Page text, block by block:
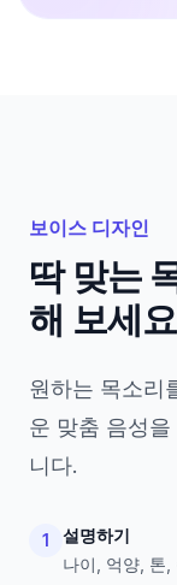
보이스 디자인
딱 맞는
해 보세
원하는 목소리
운 맞춤 음성
니다.
1
설명하기
나이, 억양, 톤